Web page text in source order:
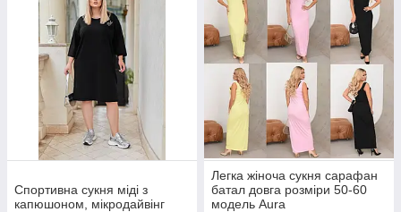
Спортивна сукня міді з
капюшоном, мікродайвінг
Легка жіноча сукня сарафан
батал довга розміри 50-60
модель Aura